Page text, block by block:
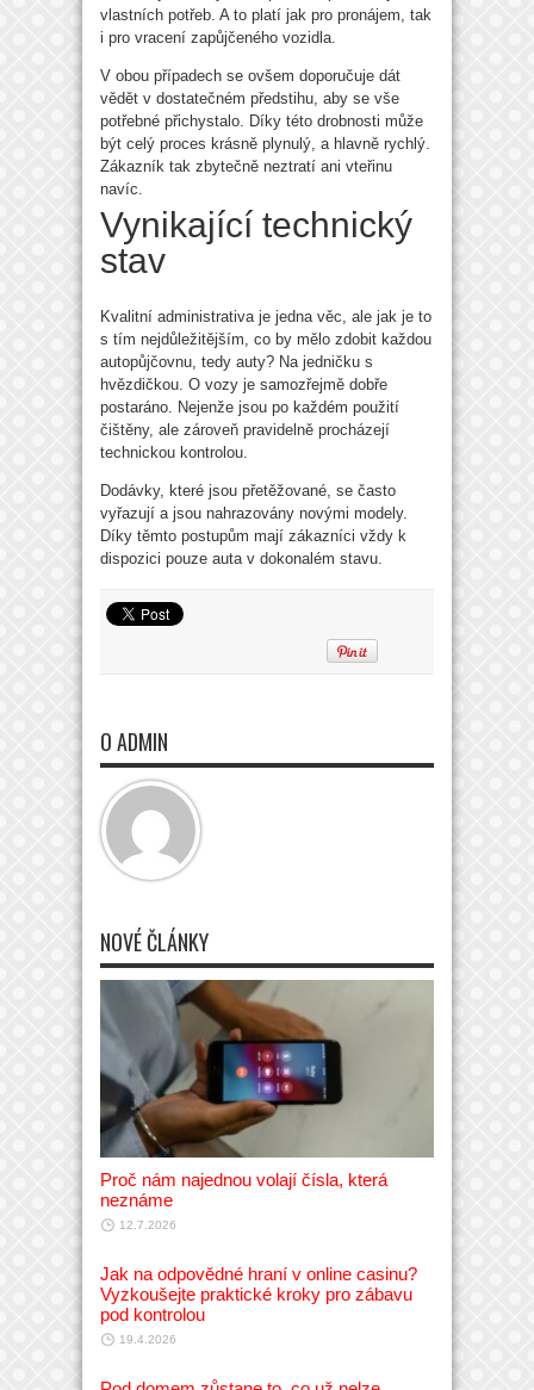
vlastních potřeb. A to platí jak pro pronájem, tak
i pro vracení zapůjčeného vozidla.
V obou případech se ovšem doporučuje dát
vědět v dostatečném předstihu, aby se vše
potřebné přichystalo. Díky této drobnosti může
být celý proces krásně plynulý, a hlavně rychlý.
Zákazník tak zbytečně neztratí ani vteřinu
navíc.
Vynikající technický
stav
Kvalitní administrativa je jedna věc, ale jak je to
s tím nejdůležitějším, co by mělo zdobit každou
autopůjčovnu, tedy auty? Na jedničku s
hvězdičkou. O vozy je samozřejmě dobře
postaráno. Nejenže jsou po každém použití
čištěny, ale zároveň pravidelně procházejí
technickou kontrolou.
Dodávky, které jsou přetěžované, se často
vyřazují a jsou nahrazovány novými modely.
Díky těmto postupům mají zákazníci vždy k
dispozici pouze auta v dokonalém stavu.
O ADMIN
NOVÉ ČLÁNKY
Proč nám najednou volají čísla, která
neznáme
12.7.2026
Jak na odpovědné hraní v online casinu?
Vyzkoušejte praktické kroky pro zábavu
pod kontrolou
19.4.2026